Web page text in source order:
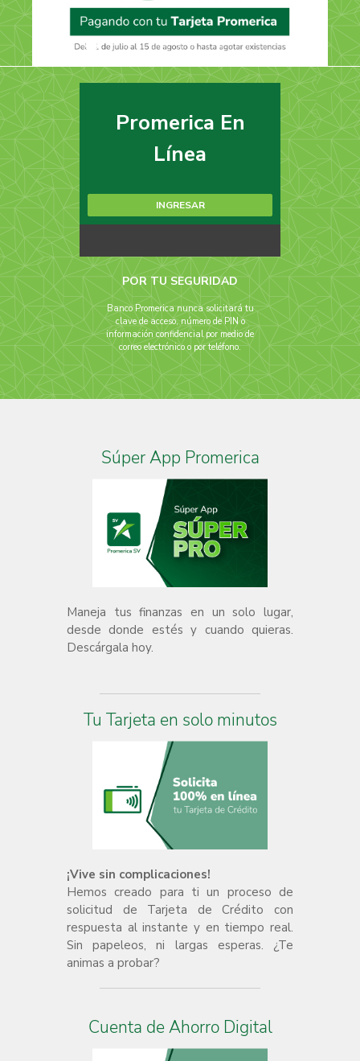
Promerica En
Línea
INGRESAR
POR TU SEGURIDAD
Banco Promerica nunca solicitará tu
clave de acceso, número de PIN o
información confidencial por medio de
correo electrónico o por teléfono.
Súper App Promerica
Maneja tus finanzas en un solo lugar,
desde donde estés y cuando quieras.
Descárgala hoy.
Tu Tarjeta en solo minutos
¡Vive sin complicaciones!
Hemos creado para ti un proceso de
solicitud de Tarjeta de Crédito con
respuesta al instante y en tiempo real.
Sin papeleos, ni largas esperas. ¿Te
animas a probar?
Cuenta de Ahorro Digital